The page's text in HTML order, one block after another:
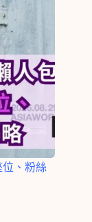
位、粉絲